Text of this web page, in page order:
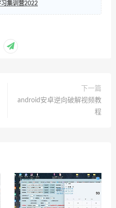
集训营2022
下一篇
android安卓逆向破解视频教
程